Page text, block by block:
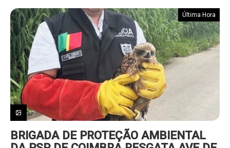
Última Hora
BRIGADA DE PROTEÇÃO AMBIENTAL